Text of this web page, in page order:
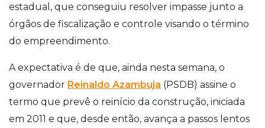
estadual, que conseguiu resolver impasse junto a
órgãos de fiscalização e controle visando o término
do empreendimento.
A expectativa é de que, ainda nesta semana, o
governador Reinaldo Azambuja (PSDB) assine o
termo que prevê o reinício da construção, iniciada
em 2011 e que, desde então, avança a passos lentos